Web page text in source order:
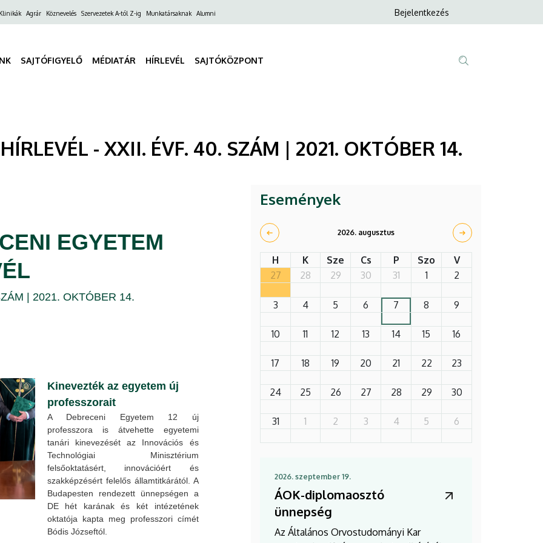
Klinikák Agrár Köznevelés Szervezetek A-tól Z-ig Munkatársaknak Alumni
Anonim
Bejelentkezés
SAJTÓFIGYELŐ MÉDIATÁR HÍRLEVÉL SAJTÓKÖZPONT
- XXII. ÉVF. 40. SZÁM | 2021. OKTÓBER 14.
EGYETEM
| 2021. OKTÓBER 14.
Kinevezték az egyetem új
professzorait
A Debreceni Egyetem 12 új
professzora is átvehette egyetemi
tanári kinevezését az Innovációs és
Technológiai Minisztérium
felsőoktatásért, innovációért és
szakképzésért felelős államtitkárától. A
Budapesten rendezett ünnepségen a
DE hét karának és két intézetének
oktatója kapta meg professzori címét
Bódis Józseftól.
Események
2026. augusztus
H K Sze Cs P Szo
V
27
28 29 30 31 1 2
3 4 5 6 7 8 9
10 11 12 13 14 15 16
17 18 19 20 21 22 23
24 25 26 27 28 29 30
31 1 2 3 4 5 6
2026. szeptember 19.
ÁOK-diplomaosztó
ünnepség
Az Általános Orvostudományi Kar